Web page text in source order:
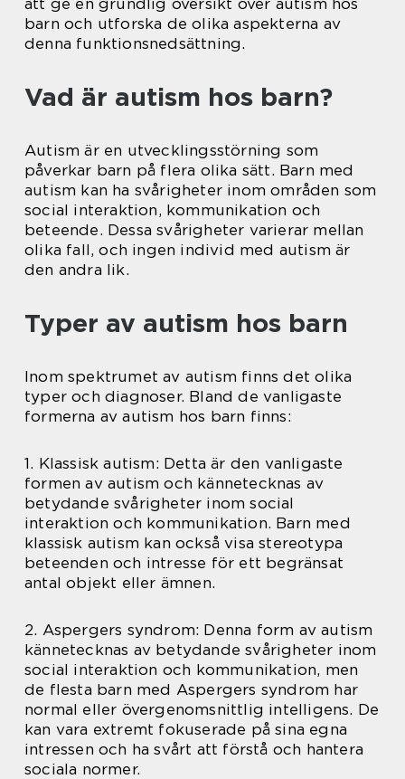
barn och utforska de olika aspekterna av
denna funktionsnedsättning.
Vad är autism hos barn?
Autism är en utvecklingsstörning som
påverkar barn på flera olika sätt. Barn med
autism kan ha svårigheter inom områden som
social interaktion, kommunikation och
beteende. Dessa svårigheter varierar mellan
olika fall, och ingen individ med autism är
den andra lik.
Typer av autism hos barn
Inom spektrumet av autism finns det olika
typer och diagnoser. Bland de vanligaste
formerna av autism hos barn finns:
1. Klassisk autism: Detta är den vanligaste
formen av autism och kännetecknas av
betydande svårigheter inom social
interaktion och kommunikation. Barn med
klassisk autism kan också visa stereotypa
beteenden och intresse för ett begränsat
antal objekt eller ämnen.
2. Aspergers syndrom: Denna form av autism
kännetecknas av betydande svårigheter inom
social interaktion och kommunikation, men
de flesta barn med Aspergers syndrom har
normal eller övergenomsnittlig intelligens. De
kan vara extremt fokuserade på sina egna
intressen och ha svårt att förstå och hantera
sociala normer.